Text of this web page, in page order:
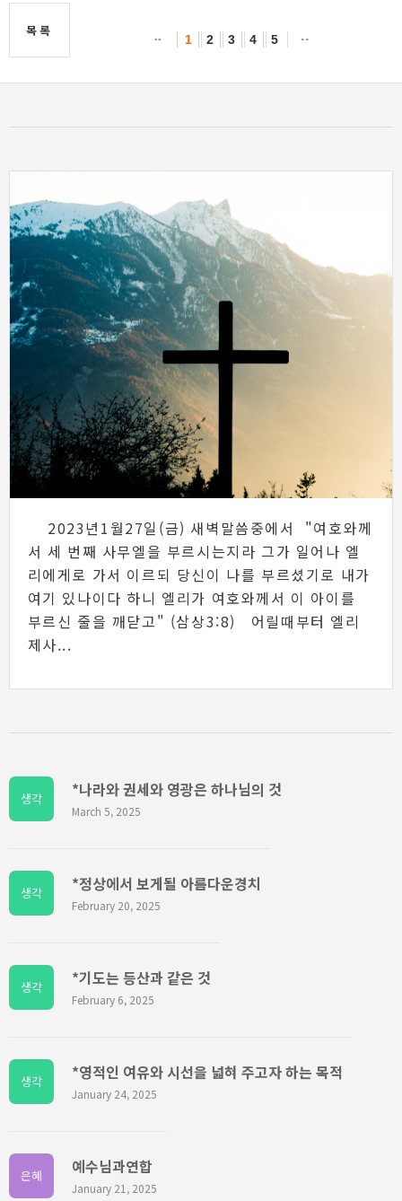
목록
1 2 3 4 5
2023년1월27일(금) 새벽말씀중에서 "여호와께
서 세 번째 사무엘을 부르시는지라 그가 일어나 엘
리에게로 가서 이르되 당신이 나를 부르셨기로 내가
여기 있나이다 하니 엘리가 여호와께서 이 아이를
부르신 줄을 깨닫고" (삼상3:8) 어릴때부터 엘리
제사...
생각 *나라와 권세와 영광은 하나님의 것
March 5, 2025
생각 *정상에서 보게될 아름다운경치
February 20, 2025
생각 *기도는 등산과 같은 것
February 6, 2025
생각 *영적인 여유와 시선을 넓혀 주고자 하는 목적
January 24, 2025
은혜 예수님과연합
January 21, 2025